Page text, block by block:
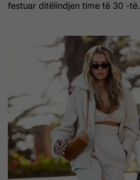
festuar ditëlindjen time të 30 -të.